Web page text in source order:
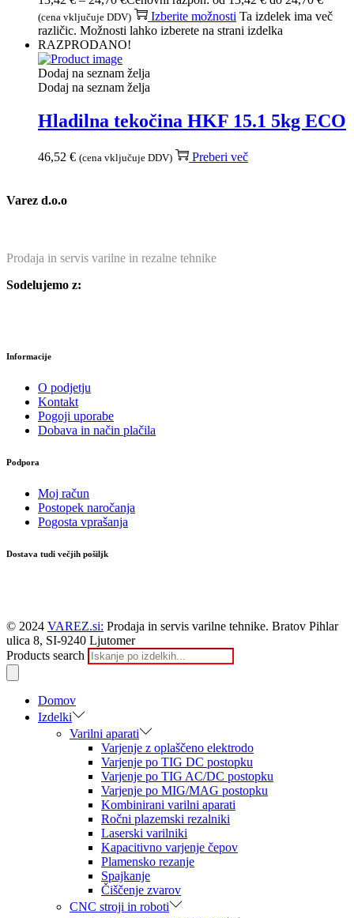
(cena vključuje DDV) Izberite možnosti Ta izdelek ima več
različic. Možnosti lahko izberete na strani izdelka
RAZPRODANO!
Dodaj na seznam želja
Dodaj na seznam želja
Hladilna tekočina HKF 15.1 5kg ECO
46,52 € (cena vključuje DDV) Preberi več
Varez d.o.o
Prodaja in servis varilne in rezalne tehnike
Sodelujemo z:
Informacije
O podjetju
Kontakt
Pogoji uporabe
Dobava in način plačila
Podpora
Moj račun
Postopek naročanja
Pogosta vprašanja
Dostava tudi večjih pošiljk
© 2024 VAREZ.si: Prodaja in servis varilne tehnike. Bratov Pihlar
ulica 8, SI-9240 Ljutomer
Products search
Domov
Izdelki
Varilni aparati
Varjenje z oplaščeno elektrodo
Varjenje po TIG DC postopku
Varjenje po TIG AC/DC postopku
Varjenje po MIG/MAG postopku
Kombinirani varilni aparati
Ročni plazemski rezalniki
Laserski varilniki
Kapacitivno varjenje čepov
Plamensko rezanje
Spajkanje
Čiščenje zvarov
CNC stroji in roboti